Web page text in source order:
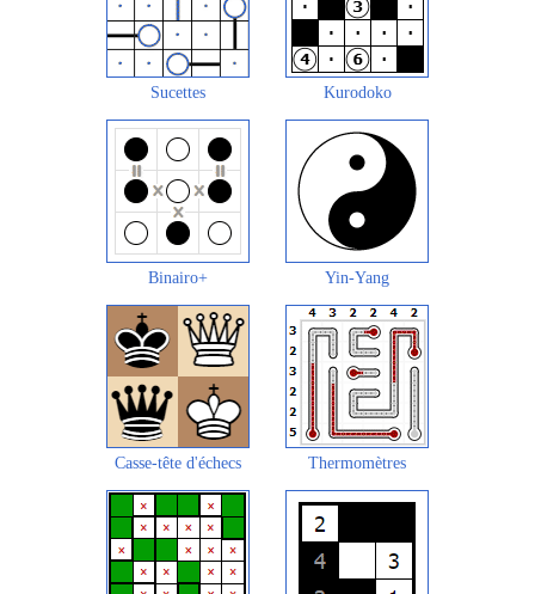
Sucettes Kurodoko
Binairo+ Yin-Yang
Casse-tête d'échecs Thermomètres